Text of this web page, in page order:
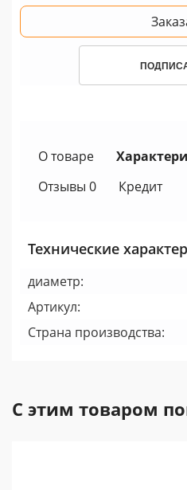
О товаре
Отзывы 0
Кредит
Технические
диаметр:
Артикул:
Страна производства:
С этим товаром